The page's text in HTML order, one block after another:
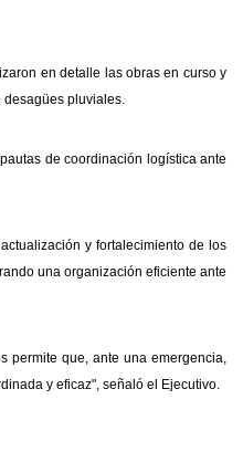
en detalle las obras en curso y
desagües pluviales.
de coordinación logística ante
y fortalecimiento de los
una organización eficiente ante
permite que, ante una emergencia,
y eficaz", señaló el Ejecutivo.